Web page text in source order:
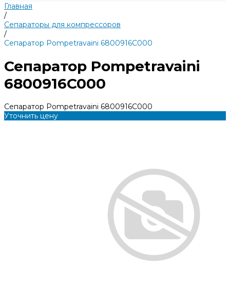
Главная
/
Сепараторы для компрессоров
/
Сепаратор Pompetravaini 6800916C000
Сепаратор Pompetravaini
6800916C000
Сепаратор Pompetravaini 6800916C000
Уточнить цену